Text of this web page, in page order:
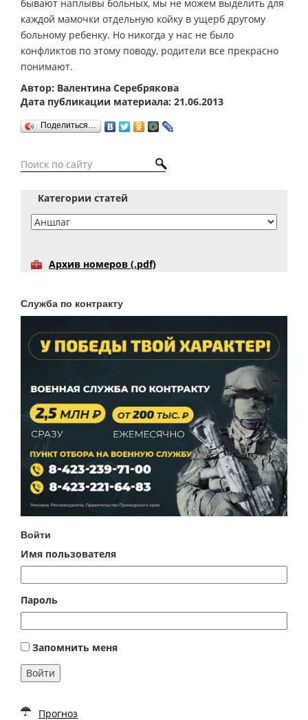
бывают наплывы больных, мы не можем выделить для
каждой мамочки отдельную койку в ущерб другому
больному ребенку. Но никогда у нас не было
конфликтов по этому поводу, родители все прекрасно
понимают.
Автор: Валентина Серебрякова
Дата публикации материала: 21.06.2013
Поделиться…
Категории статей
Архив номеров (.pdf)
Служба по контракту
Войти
Имя пользователя
Пароль
Запомнить меня
Войти
Прогноз